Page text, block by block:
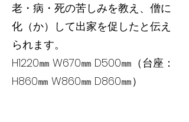
老・病・死の苦しみを教え、僧に
化（か）して出家を促したと伝え
られます。
H1220㎜ W670㎜ D500㎜（台座：
H860㎜ W860㎜ D860㎜）